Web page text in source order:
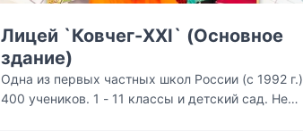
Лицей `Ковчег-XXI` (Основное
здание)
Одна из первых частных школ России (с 1992 г.)
400 учеников. 1 - 11 классы и детский сад. Не